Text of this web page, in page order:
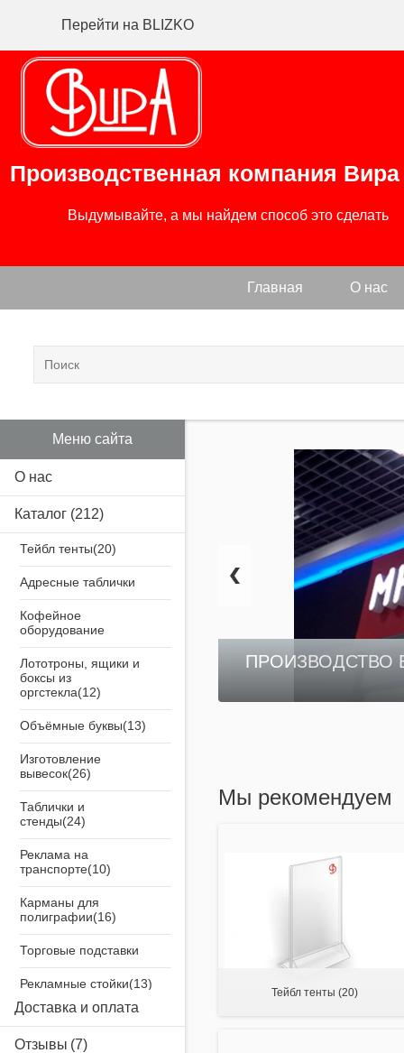
Производственная компания Вира
Главная О нас
Меню сайта
О нас
Каталог (212)
Тейбл тенты
Адресные таблички
Кофейное
оборудование
Лототроны, ящики и
боксы из
оргстекла
Объёмные буквы
Изготовление
вывесок
Таблички и
стенды
Реклама на
транспорте
Карманы для
полиграфии
Торговые подставки
Рекламные стойки
Декор из
пенопласта
Доставка и оплата
Отзывы
Мы рекомендуем
Тейбл тенты (20)
Перейти на BLIZKO